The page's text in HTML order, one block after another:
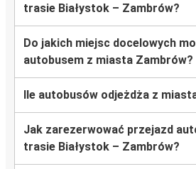
trasie Białystok – Zambrów?
Do jakich miejsc docelowych
autobusem z miasta Zambrów?
Ile autobusów odjeżdża z
Jak zarezerwować przejazd
trasie Białystok – Zambrów?